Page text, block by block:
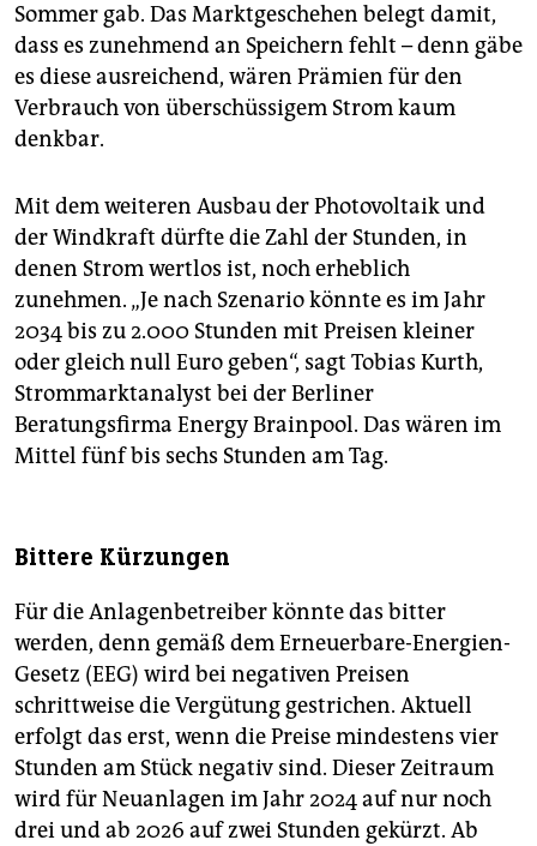
Sommer gab. Das Marktgeschehen belegt damit,
dass es zunehmend an Speichern fehlt – denn gäbe
es diese ausreichend, wären Prämien für den
Verbrauch von überschüssigem Strom kaum
denkbar.
Mit dem weiteren Ausbau der Photovoltaik und
der Windkraft dürfte die Zahl der Stunden, in
denen Strom wertlos ist, noch erheblich
zunehmen. „Je nach Szenario könnte es im Jahr
2034 bis zu 2.000 Stunden mit Preisen kleiner
oder gleich null Euro geben“, sagt Tobias Kurth,
Strommarktanalyst bei der Berliner
Beratungsfirma Energy Brainpool. Das wären im
Mittel fünf bis sechs Stunden am Tag.
Bittere Kürzungen
Für die Anlagenbetreiber könnte das bitter
werden, denn gemäß dem Erneuerbare-Energien-
Gesetz (EEG) wird bei negativen Preisen
schrittweise die Vergütung gestrichen. Aktuell
erfolgt das erst, wenn die Preise mindestens vier
Stunden am Stück negativ sind. Dieser Zeitraum
wird für Neuanlagen im Jahr 2024 auf nur noch
drei und ab 2026 auf zwei Stunden gekürzt. Ab